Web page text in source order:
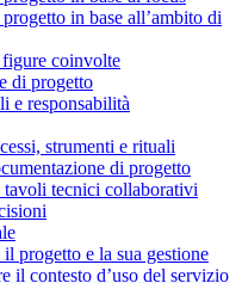
in base all’ambito di
coinvolte
di progetto
e responsabilità
strumenti e rituali
di progetto
tavoli tecnici collaborativi
progetto e la sua gestione
il contesto d’uso del servizio